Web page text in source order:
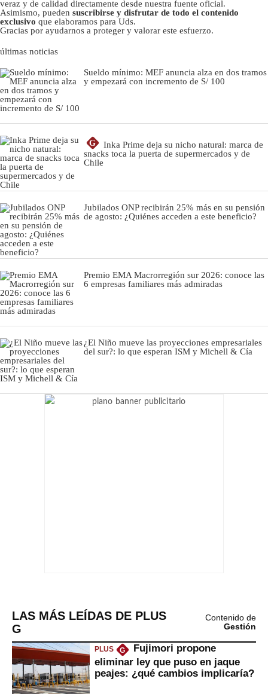
veraz y de calidad directamente desde nuestra fuente oficial.
Asimismo, pueden suscribirse y disfrutar de todo el contenido
exclusivo que elaboramos para Uds.
Gracias por ayudarnos a proteger y valorar este esfuerzo.
últimas noticias
Sueldo mínimo: MEF anuncia alza en dos tramos
y empezará con incremento de S/ 100
G
Inka Prime deja su nicho natural: marca de
snacks toca la puerta de supermercados y de
Chile
Jubilados ONP recibirán 25% más en su pensión
de agosto: ¿Quiénes acceden a este beneficio?
Premio EMA Macrorregión sur 2026: conoce las
6 empresas familiares más admiradas
¿El Niño mueve las proyecciones empresariales
del sur?: lo que esperan ISM y Michell & Cía
LAS MÁS LEÍDAS DE PLUS
G
Contenido de
Gestión
PLUS G
Fujimori propone
eliminar ley que puso en jaque
peajes: ¿qué cambios implicaría?